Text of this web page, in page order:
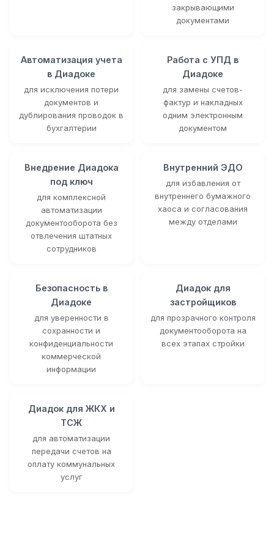
закрывающими
документами
Автоматизация учета
в Диадоке
для исключения потери
документов и
дублирования проводок в
бухгалтерии
Работа с УПД в
Диадоке
для замены счетов-
фактур и накладных
одним электронным
документом
Внедрение Диадока
под ключ
для комплексной
автоматизации
документооборота без
отвлечения штатных
сотрудников
Внутренний ЭДО
для избавления от
внутреннего бумажного
хаоса и согласования
между отделами
Безопасность в
Диадоке
для уверенности в
сохранности и
конфиденциальности
коммерческой
информации
Диадок для
застройщиков
для прозрачного контроля
документооборота на
всех этапах стройки
Диадок для ЖКХ и
ТСЖ
для автоматизации
передачи счетов на
оплату коммунальных
услуг